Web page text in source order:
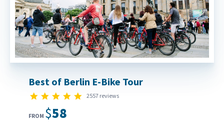
Best of Berlin E-Bike Tour
4.9 star rating
2557 reviews
FROM $58